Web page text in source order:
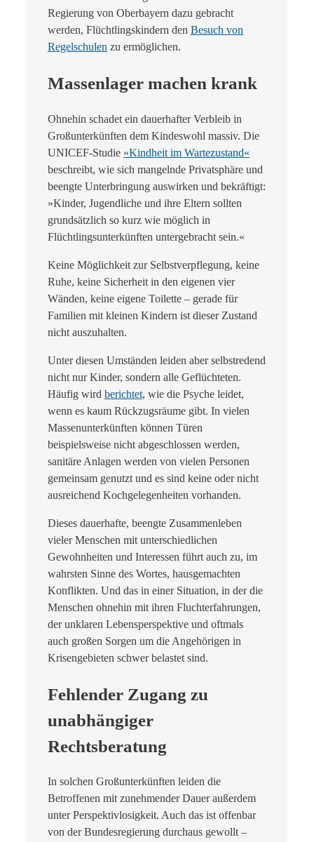
Regierung von Oberbayern dazu gebracht
werden, Flüchtlingskindern den Besuch von
Regelschulen zu ermöglichen.
Massenlager machen krank
Ohnehin schadet ein dauerhafter Verbleib in
Großunterkünften dem Kindeswohl massiv. Die
UNICEF-Studie »Kindheit im Wartezustand«
beschreibt, wie sich mangelnde Privatsphäre und
beengte Unterbringung auswirken und bekräftigt:
»Kinder, Jugendliche und ihre Eltern sollten
grundsätzlich so kurz wie möglich in
Flüchtlingsunterkünften untergebracht sein.«
Keine Möglichkeit zur Selbstverpflegung, keine
Ruhe, keine Sicherheit in den eigenen vier
Wänden, keine eigene Toilette – gerade für
Familien mit kleinen Kindern ist dieser Zustand
nicht auszuhalten.
Unter diesen Umständen leiden aber selbstredend
nicht nur Kinder, sondern alle Geflüchteten.
Häufig wird berichtet, wie die Psyche leidet,
wenn es kaum Rückzugsräume gibt. In vielen
Massenunterkünften können Türen
beispielsweise nicht abgeschlossen werden,
sanitäre Anlagen werden von vielen Personen
gemeinsam genutzt und es sind keine oder nicht
ausreichend Kochgelegenheiten vorhanden.
Dieses dauerhafte, beengte Zusammenleben
vieler Menschen mit unterschiedlichen
Gewohnheiten und Interessen führt auch zu, im
wahrsten Sinne des Wortes, hausgemachten
Konflikten. Und das in einer Situation, in der die
Menschen ohnehin mit ihren Fluchterfahrungen,
der unklaren Lebensperspektive und oftmals
auch großen Sorgen um die Angehörigen in
Krisengebieten schwer belastet sind.
Fehlender Zugang zu
unabhängiger
Rechtsberatung
In solchen Großunterkünften leiden die
Betroffenen mit zunehmender Dauer außerdem
unter Perspektivlosigkeit. Auch das ist offenbar
von der Bundesregierung durchaus gewollt –